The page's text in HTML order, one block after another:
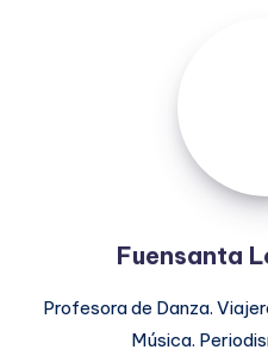
Fuensanta
Profesora de Danza.
Música.